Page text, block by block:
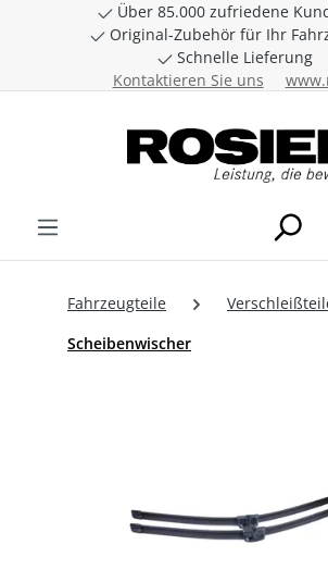
Zum Hauptinhalt springen
Über 85.000 zufriedene
Original-Zubehör für Ihr
Schnelle Lieferung
Kontaktieren Sie uns
Fahrzeugteile
Scheibenwischer